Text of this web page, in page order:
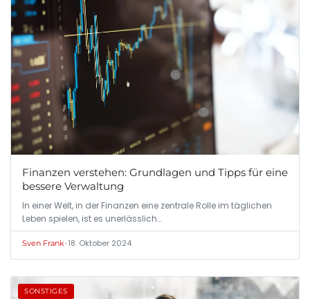
Finanzen verstehen: Grundlagen und Tipps für eine
bessere Verwaltung
In einer Welt, in der Finanzen eine zentrale Rolle im täglichen
Leben spielen, ist es unerlässlich…
Sven Frank•18. Oktober 2024
SONSTIGES